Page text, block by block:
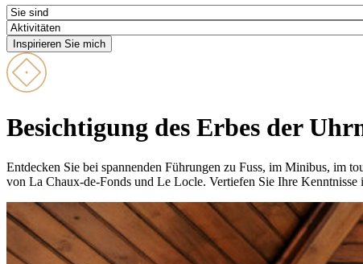
Besichtigung des Erbes der
Entdecken Sie bei spannenden Führungen zu Fuss, im Minibus, im
von La Chaux-de-Fonds und Le Locle. Vertiefen Sie Ihre